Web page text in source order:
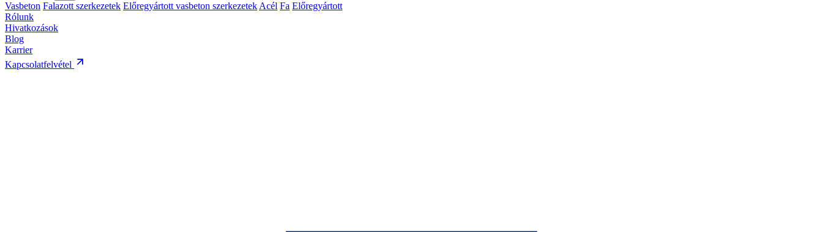
Vasbeton Falazott szerkezetek Előregyártott vasbeton szerkezetek Acél Fa Előregyártott
Rólunk
Hivatkozások
Blog
Karrier
Kapcsolatfelvétel